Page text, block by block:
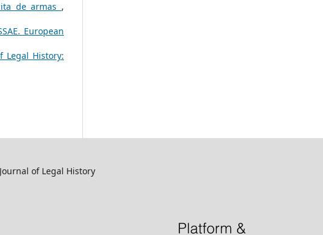
de armas ,
European
Legal History:
of Legal History